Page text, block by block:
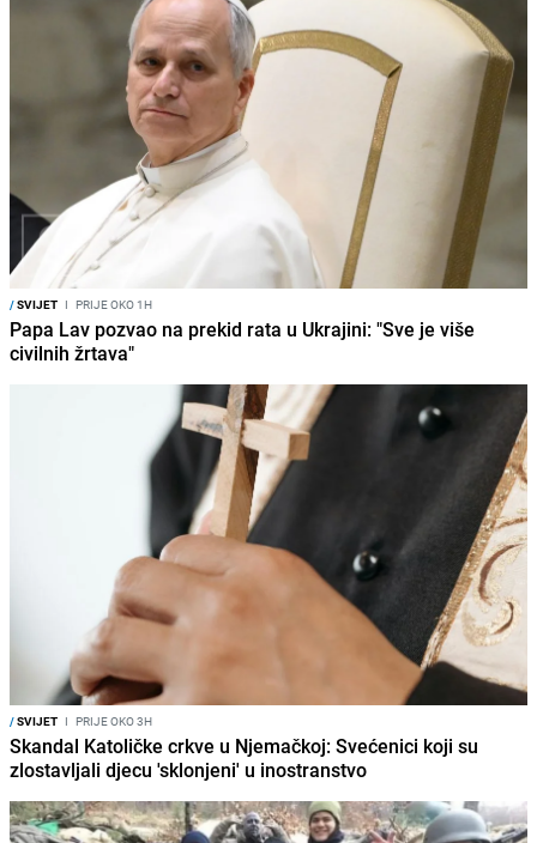
/SVIJET I PRIJE OKO 1H
Papa Lav pozvao na prekid rata u Ukrajini: "Sve je više
civilnih žrtava"
/SVIJET I PRIJE OKO 3H
Skandal Katoličke crkve u Njemačkoj: Svećenici koji su
zlostavljali djecu 'sklonjeni' u inostranstvo